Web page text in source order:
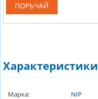
ПОРЪЧАЙ
Характеристики
Марка: NIP